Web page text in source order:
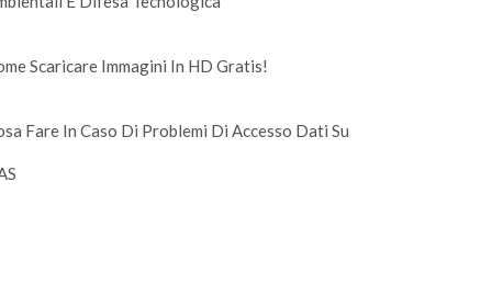
Scaricare Immagini In HD Gratis!
Fare In Caso Di Problemi Di Accesso Dati Su